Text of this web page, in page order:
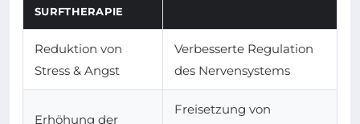
SURFTHERAPIE
Reduktion von
Stress & Angst
Verbesserte Regulation
des Nervensystems
Erhöhung der
Freisetzung von